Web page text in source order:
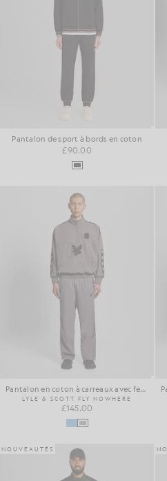
Pantalon de sport à bords en coton
£90.00
Pantalon en coton à carreaux avec fermeture éclair
LYLE & SCOTT FLY NOWHERE
£145.00
NOUVEAUTÉS